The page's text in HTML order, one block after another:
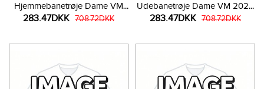
Hjemmebanetrøje Dame VM
2026 Kortærmet
283.47DKK 708.72DKK
Udebanetrøje Dame VM 2026
Kortærmet
283.47DKK 708.72DKK